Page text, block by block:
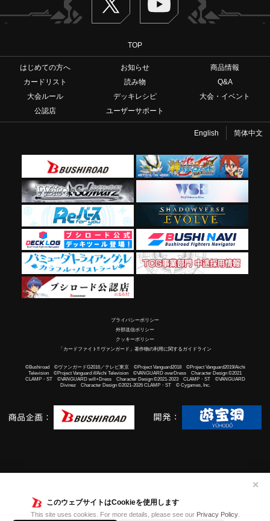
このウェブサイトはCookieを使用します
This site uses cookies. For more details, please see our Privacy Policy.
✕
TOP
はじめての方へ お知らせ
商品情報
カードリスト
読み物
Q&A
大会ルール
デッキレシピ
大会・イベント
公認店
ユーザーサポート
English 简体中文
プライバシーポリシー
外部送信ポリシー
クッキーポリシー
「カードファイト!! ヴァンガード」著作物の利用に関するガイドライン
©Bushiroad ©ヴァンガードG2016／テレビ東京 ©Project Vanguard2018 ©Project Vanguard2019/Aichi
Television ©Project Vanguard if/Aichi Television ©VANGUARD overDress Character Design ©2021
CLAMP・ST ©VANGUARD will+Dress Character Design ©2021-2023 CLAMP・ST ©VANGUARD
Divinez Character Design ©2021-2026 CLAMP・ST © Cygames, Inc.